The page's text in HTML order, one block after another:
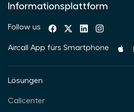
Informationsplattform
Follow us
Aircall App fürs Smartphone
Lösungen
Callcenter